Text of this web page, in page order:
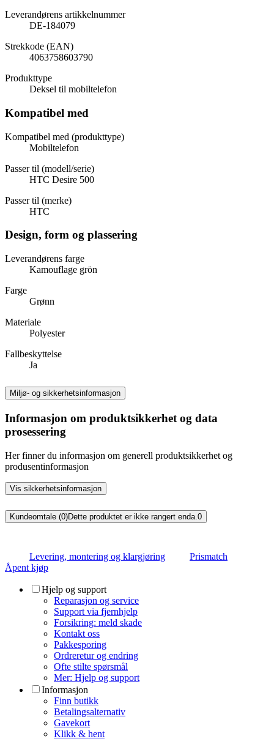
Leverandørens artikkelnummer
DE-184079
Strekkode (EAN)
4063758603790
Produkttype
Deksel til mobiltelefon
Kompatibel med
Kompatibel med (produkttype)
Mobiltelefon
Passer til (modell/serie)
HTC Desire 500
Passer til (merke)
HTC
Design, form og plassering
Leverandørens farge
Kamouflage grön
Farge
Grønn
Materiale
Polyester
Fallbeskyttelse
Ja
Miljø- og sikkerhetsinformasjon
Informasjon om produktsikkerhet og data
prosessering
Her finner du informasjon om generell produktsikkerhet og
produsentinformasjon
Vis sikkerhetsinformasjon
Kundeomtale (0)Dette produktet er ikke rangert enda.0
Levering, montering og klargjøring
Prismatch
Åpent kjøp
Hjelp og support
Reparasjon og service
Support via fjernhjelp
Forsikring: meld skade
Kontakt oss
Pakkesporing
Ordreretur og endring
Ofte stilte spørsmål
Mer: Hjelp og support
Informasjon
Finn butikk
Betalingsalternativ
Gavekort
Klikk & hent